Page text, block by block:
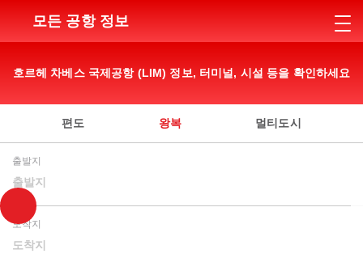
모든 공항 정보
호르헤 차베스 국제공항 (LIM) 정보, 터미널, 시설 등을 확인하세요
편도 왕복 멀티도시
출발지
출발지
도착지
도착지